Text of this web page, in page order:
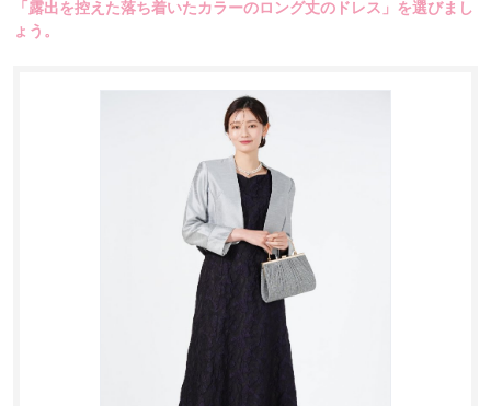
「露出を控えた落ち着いたカラーのロング丈のドレス」を選びまし
ょう。